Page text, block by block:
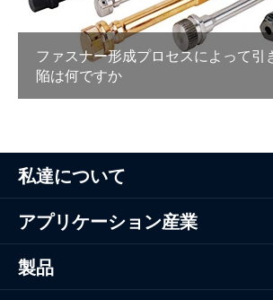
ファスナー形成プロセスによって引
陥は何ですか
私達について
アプリケーション産業
製品